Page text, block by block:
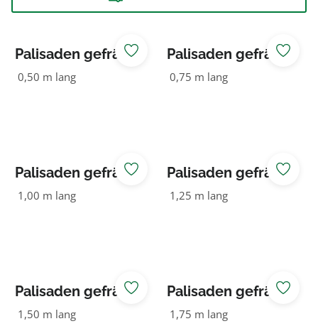
Palisaden gefräst
80 NADELHOLZ
0,50 m lang
Palisaden gefräst
80 NADELHOLZ
0,75 m lang
Palisaden gefräst
80 NADELHOLZ
1,00 m lang
Palisaden gefräst
80 NADELHOLZ
1,25 m lang
Palisaden gefräst
80 NADELHOLZ
1,50 m lang
Palisaden gefräst
80 NADELHOLZ
1,75 m lang